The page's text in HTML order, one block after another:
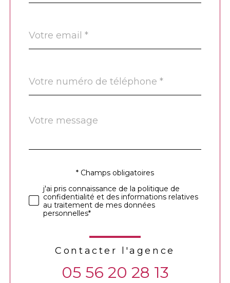
*
*
Fieldset
défaut
Message
Validation* Champs obligatoires
j'ai pris connaissance de la politique de
confidentialité et des informations relatives
au traitement de mes données
personnelles*
Contacter l'agence
05 56 20 28 13